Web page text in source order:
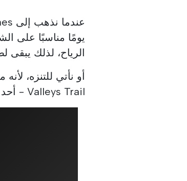
يومًا مناسبًا على
الرياح، لذلك يبقى
Valleys Trail - أحد أكثر مسارات المشي الساحلية جمالًا.